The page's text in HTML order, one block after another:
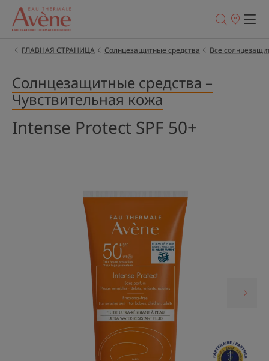
Точки
ГЛАВНАЯ СТРАНИЦА
Солнцезащитные средства Все
Солнцезащитные средства –
Чувствительная кожа
Intense Protect SPF 50+